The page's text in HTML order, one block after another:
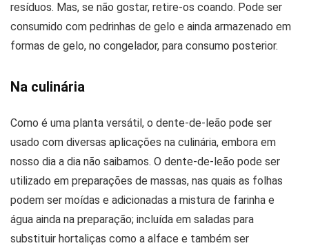
resíduos. Mas, se não gostar, retire-os coando. Pode ser
consumido com pedrinhas de gelo e ainda armazenado em
formas de gelo, no congelador, para consumo posterior.
Na culinária
Como é uma planta versátil, o dente-de-leão pode ser
usado com diversas aplicações na culinária, embora em
nosso dia a dia não saibamos. O dente-de-leão pode ser
utilizado em preparações de massas, nas quais as folhas
podem ser moídas e adicionadas a mistura de farinha e
água ainda na preparação; incluída em saladas para
substituir hortaliças como a alface e também ser